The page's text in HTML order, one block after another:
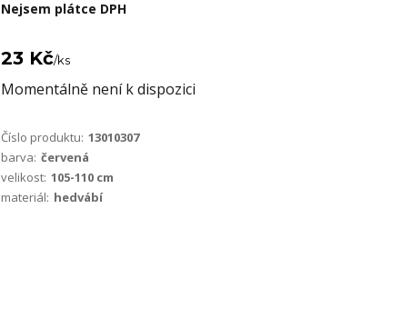
Nejsem plátce DPH
23 Kč/ks
Momentálně není k dispozici
Číslo produktu: 13010307
barva: červená
velikost: 105-110 cm
materiál: hedvábí